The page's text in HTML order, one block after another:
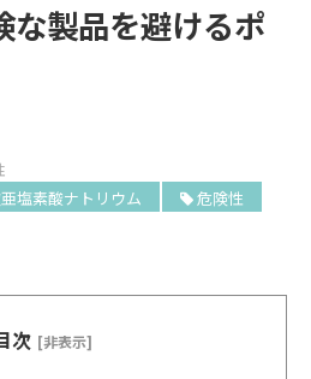
な製品を避けるポ
塩素酸ナトリウム 危険性
次 [非表示]